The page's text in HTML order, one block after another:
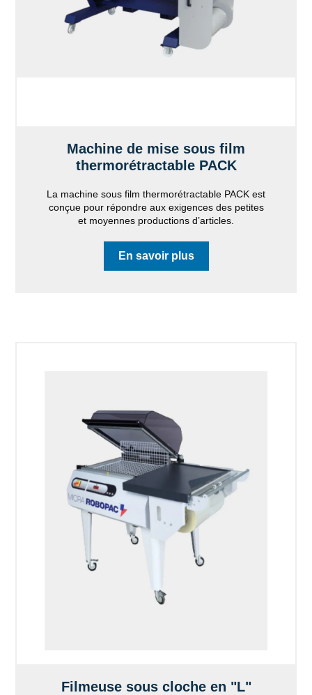
Machine de mise sous film
thermorétractable PACK
La machine sous film thermorétractable PACK est
conçue pour répondre aux exigences des petites
et moyennes productions d’articles.
En savoir plus
Filmeuse sous cloche en "L"